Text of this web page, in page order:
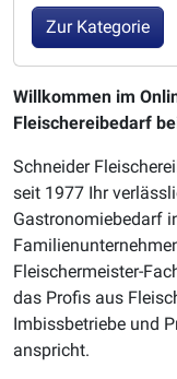
Zur Kategorie
Willkommen im
Fleischereibedarf
Schneider
seit 1977 Ihr
Gastronomiebedarf
Fleischermeister-
das Profis aus
Imbissbetriebe und
anspricht.